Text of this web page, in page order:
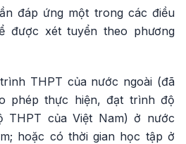
đáp ứng một trong các điều
được xét tuyển theo phương
THPT của nước ngoài (đã
phép thực hiện, đạt trình độ
THPT của Việt Nam) ở nước
hoặc có thời gian học tập ở